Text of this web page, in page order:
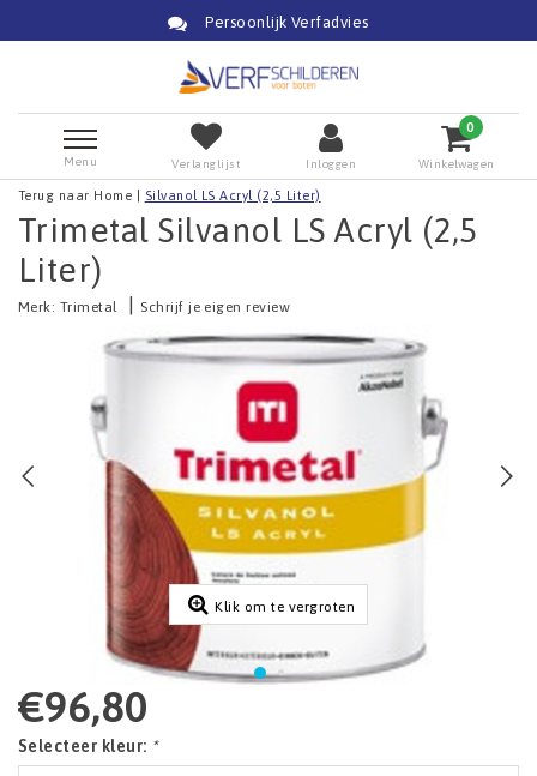
Persoonlijk Verfadvies
Menu Verlanglijst Inloggen
0
Winkelwagen
Terug naar Home Silvanol LS Acryl (2,5 Liter)
Trimetal Silvanol LS Acryl (2,5
Liter)
Merk: Trimetal Schrijf je eigen review
Klik om te vergroten
€96,80
Selecteer kleur: *